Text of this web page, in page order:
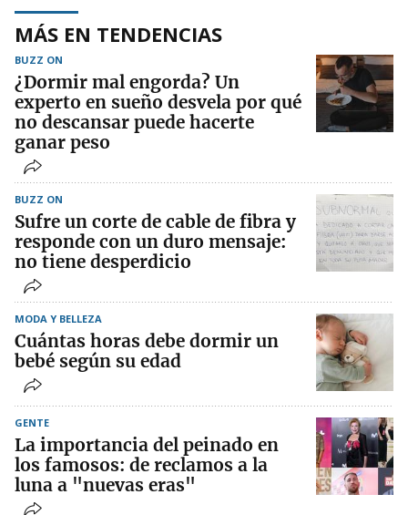
MÁS EN TENDENCIAS
BUZZ ON
¿Dormir mal engorda? Un
experto en sueño desvela por qué
no descansar puede hacerte
ganar peso
BUZZ ON
Sufre un corte de cable de fibra y
responde con un duro mensaje:
no tiene desperdicio
MODA Y BELLEZA
Cuántas horas debe dormir un
bebé según su edad
GENTE
La importancia del peinado en
los famosos: de reclamos a la
luna a "nuevas eras"